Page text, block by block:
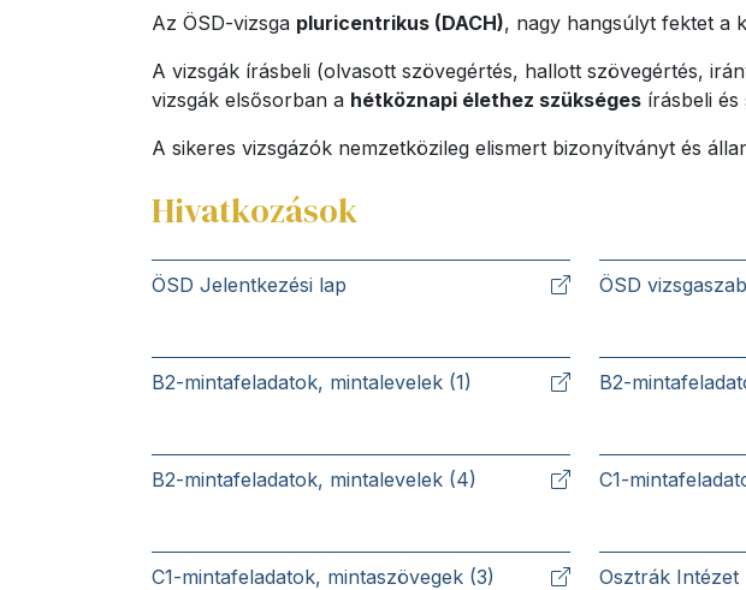
Az ÖSD-vizsga pluricentrikus (DACH), nagy hangsúlyt fektet a
A vizsgák írásbeli (olvasott szövegértés, hallott szövegértés,
vizsgák elsősorban a hétköznapi élethez szükséges írásbeli és
A sikeres vizsgázók nemzetközileg elismert bizonyítványt és
Hivatkozások
ÖSD Jelentkezési lap ÖSD
B2-mintafeladatok, mintalevelek (1) B2-
B2-mintafeladatok, mintalevelek (4) C1-
C1-mintafeladatok, mintaszövegek (3) Osztrák Intézet